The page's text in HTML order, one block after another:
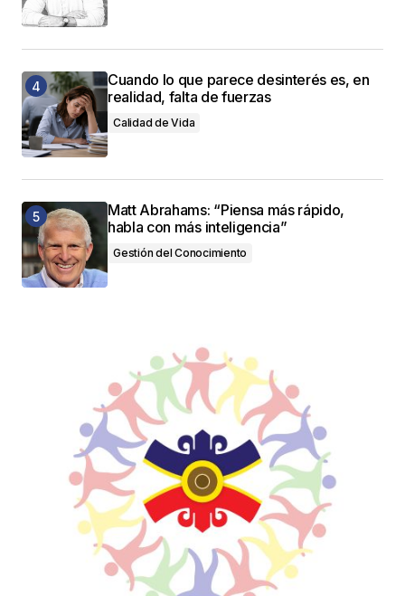
Cuando lo que parece desinterés es, en
realidad, falta de fuerzas
Calidad de Vida
Matt Abrahams: “Piensa más rápido,
habla con más inteligencia”
Gestión del Conocimiento